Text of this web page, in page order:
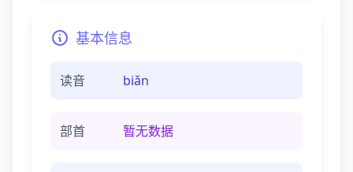
基本信息
读音 biǎn
部首 暂无数据